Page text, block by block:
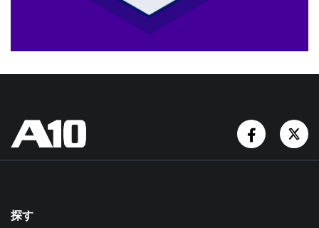
探す